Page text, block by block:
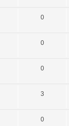
0
0
0
3
0